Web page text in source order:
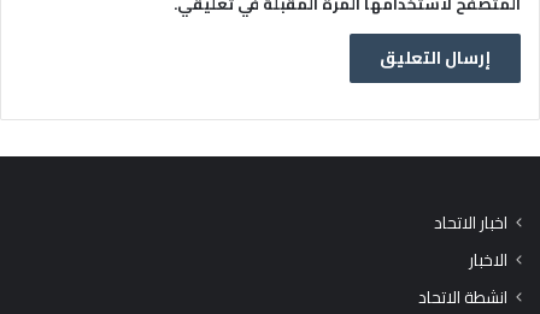
اخبار الاتحاد
الاخبار
انشطة الاتحاد